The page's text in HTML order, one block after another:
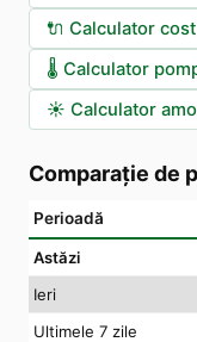
🔌 Calculator
🌡️ Calculator
☀️ Calculator
Comparație de
Perioadă
Astăzi
Ieri
Ultimele 7 zile